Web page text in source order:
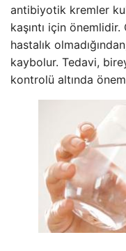
antibiyotik kremler
kaşıntı için
hastalık
kaybolur. Tedavi,
kontrolü altında